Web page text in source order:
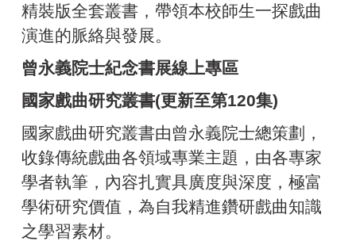
精裝版全套叢書，帶領本校師生一探戲曲
演進的脈絡與發展。
曾永義院士紀念書展線上專區
國家戲曲研究叢書(更新至第120集)
國家戲曲研究叢書由曾永義院士總策劃，
收錄傳統戲曲各領域專業主題，由各專家
學者執筆，內容扎實具廣度與深度，極富
學術研究價值，為自我精進鑽研戲曲知識
之學習素材。